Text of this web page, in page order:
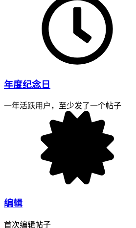
年度纪念日
一年活跃用户，至少发了一个帖子
编辑
首次编辑帖子